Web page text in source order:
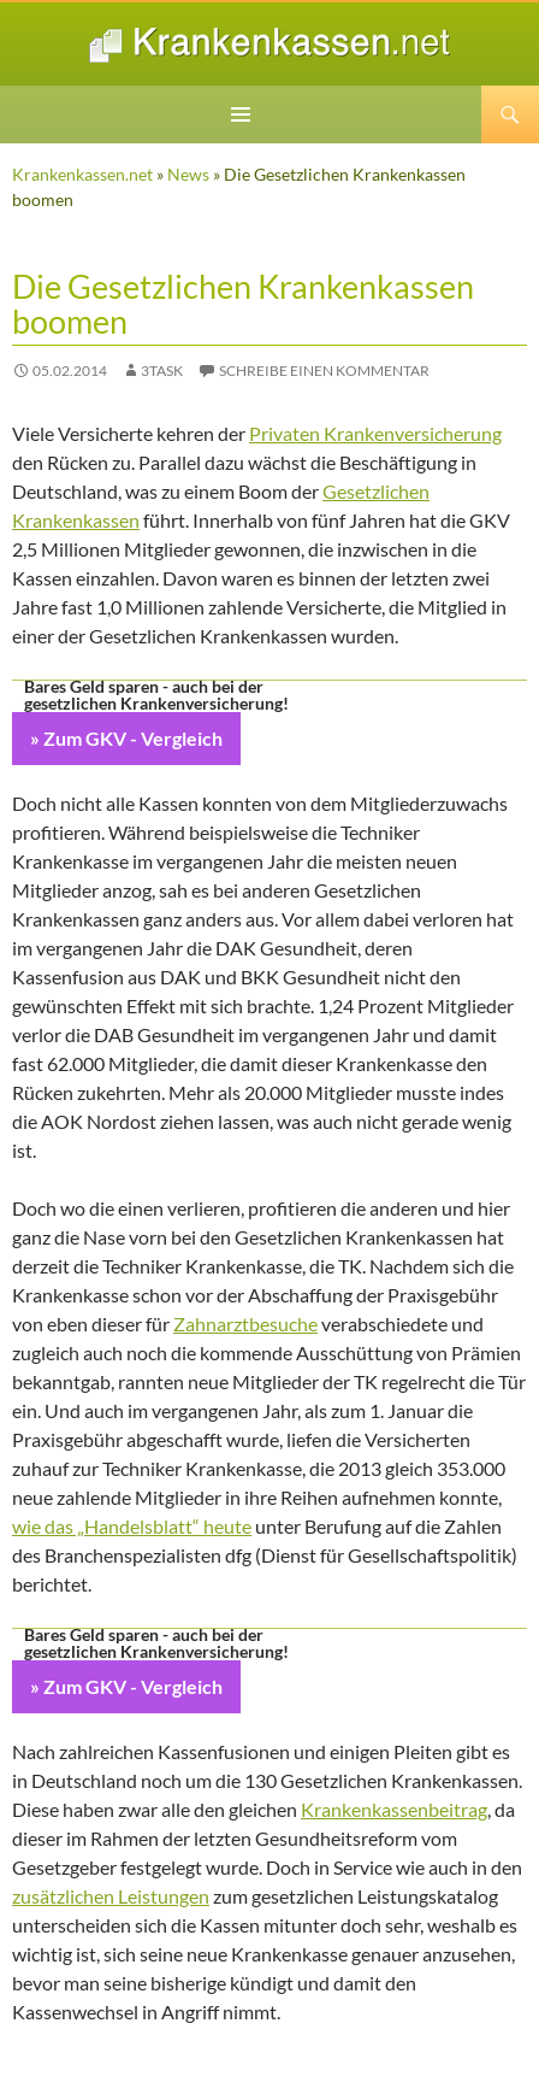
SPRINGEN
Krankenkassen.net » News » Die Gesetzlichen Krankenkassen
boomen
Die Gesetzlichen Krankenkassen
boomen
05.02.2014 3TASK SCHREIBE EINEN KOMMENTAR
Viele Versicherte kehren der Privaten Krankenversicherung
den Rücken zu. Parallel dazu wächst die Beschäftigung in
Deutschland, was zu einem Boom derGesetzlichen
Krankenkassen führt. Innerhalb von fünf Jahren hat die GKV
2,5 Millionen Mitglieder gewonnen, die inzwischen in die
Kassen einzahlen. Davon waren es binnen der letzten zwei
Jahre fast 1,0 Millionen zahlende Versicherte, die Mitglied in
einer der Gesetzlichen Krankenkassen wurden.
Bares Geld sparen - auch bei der
gesetzlichen Krankenversicherung!
» Zum GKV - Vergleich
Doch nicht alle Kassen konnten von dem Mitgliederzuwachs
profitieren. Während beispielsweise die Techniker
Krankenkasse im vergangenen Jahr die meisten neuen
Mitglieder anzog, sah es bei anderen Gesetzlichen
Krankenkassen ganz anders aus. Vor allem dabei verloren hat
im vergangenen Jahr die DAK Gesundheit, deren
Kassenfusion aus DAK und BKK Gesundheit nicht den
gewünschten Effekt mit sich brachte. 1,24 Prozent Mitglieder
verlor die DAB Gesundheit im vergangenen Jahr und damit
fast 62.000 Mitglieder, die damit dieser Krankenkasse den
Rücken zukehrten. Mehr als 20.000 Mitglieder musste indes
die AOK Nordost ziehen lassen, was auch nicht gerade wenig
ist.
Doch wo die einen verlieren, profitieren die anderen und hier
ganz die Nase vorn bei den Gesetzlichen Krankenkassen hat
derzeit die Techniker Krankenkasse, die TK. Nachdem sich die
Krankenkasse schon vor der Abschaffung der Praxisgebühr
von eben dieser für Zahnarztbesucheverabschiedete und
zugleich auch noch die kommende Ausschüttung von Prämien
bekanntgab, rannten neue Mitglieder der TK regelrecht die Tür
ein. Und auch im vergangenen Jahr, als zum 1. Januar die
Praxisgebühr abgeschafft wurde, liefen die Versicherten
zuhauf zur Techniker Krankenkasse, die 2013 gleich 353.000
neue zahlende Mitglieder in ihre Reihen aufnehmen konnte,
wie das „Handelsblatt“ heute unter Berufung auf die Zahlen
des Branchenspezialisten dfg (Dienst für Gesellschaftspolitik)
berichtet.
Bares Geld sparen - auch bei der
gesetzlichen Krankenversicherung!
» Zum GKV - Vergleich
Nach zahlreichen Kassenfusionen und einigen Pleiten gibt es
in Deutschland noch um die 130 Gesetzlichen Krankenkassen.
Diese haben zwar alle den gleichen Krankenkassenbeitrag, da
dieser im Rahmen der letzten Gesundheitsreform vom
Gesetzgeber festgelegt wurde. Doch in Service wie auch in den
zusätzlichen Leistungen zum gesetzlichen Leistungskatalog
unterscheiden sich die Kassen mitunter doch sehr, weshalb es
wichtig ist, sich seine neue Krankenkasse genauer anzusehen,
bevor man seine bisherige kündigt und damit den
Kassenwechsel in Angriff nimmt.